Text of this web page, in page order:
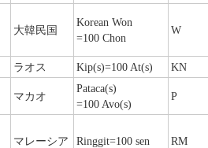
大韓民国
Korean Won
=100 Chon
W
ラオス Kip(s)=100 At(s) KN
マカオ
Pataca(s)
=100 Avo(s)
P
マレーシア Ringgit=100 sen RM